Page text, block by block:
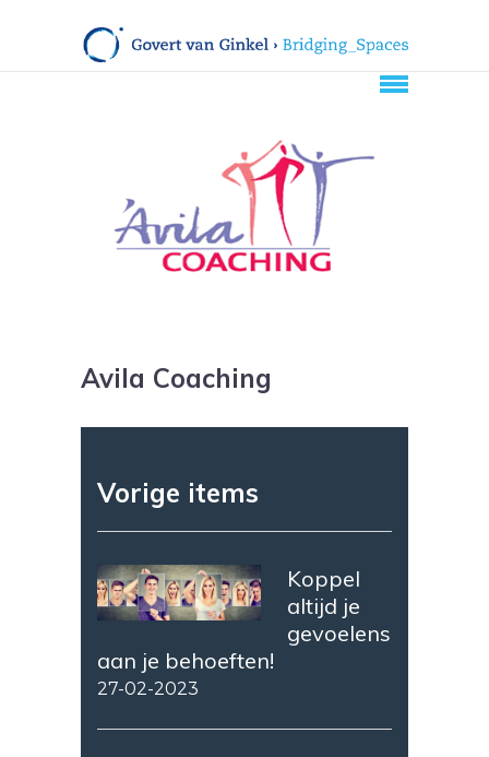
Avila Coaching
Vorige items
Koppel
altijd je
gevoelens
aan je behoeften!
27-02-2023